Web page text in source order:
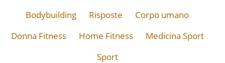
Bodybuilding
Risposte
Corpo umano
Donna Fitness
Home Fitness
Medicina Sport
Sport